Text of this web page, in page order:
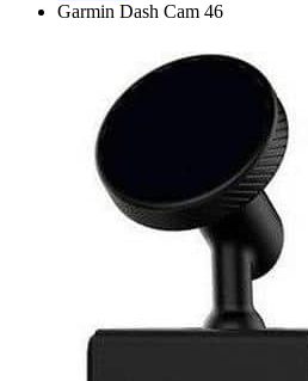
Garmin Dash Cam 46